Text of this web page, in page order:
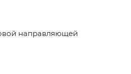
направляющей